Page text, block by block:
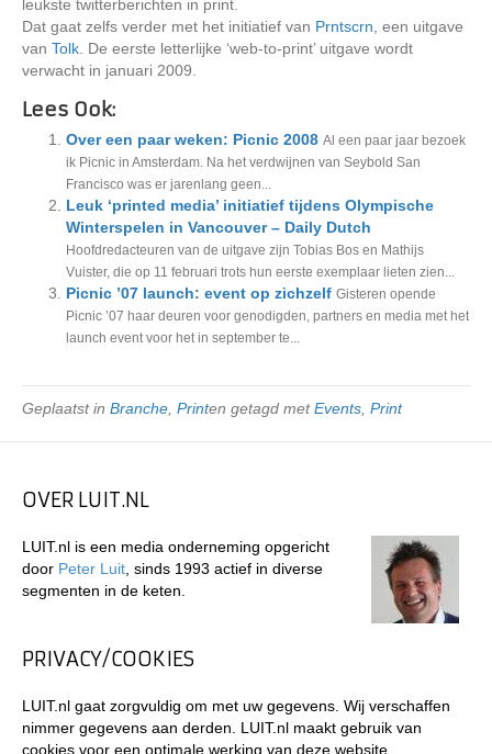
leukste twitterberichten in print.
Dat gaat zelfs verder met het initiatief van Prntscrn , een uitgave
van Tolk . De eerste letterlijke ‘web-to-print’ uitgave wordt
verwacht in januari 2009.
Lees Ook:
Over een paar weken: Picnic 2008 Al een paar jaar bezoek
ik Picnic in Amsterdam. Na het verdwijnen van Seybold San
Francisco was er jarenlang geen...
Leuk ‘printed media’ initiatief tijdens Olympische
Winterspelen in Vancouver – Daily Dutch
Hoofdredacteuren van de uitgave zijn Tobias Bos en Mathijs
Vuister, die op 11 februari trots hun eerste exemplaar lieten zien...
Picnic ’07 launch: event op zichzelf Gisteren opende
Picnic ’07 haar deuren voor genodigden, partners en media met het
launch event voor het in september te...
Geplaatst in Branche Printen getagd metEvents Print
OVER LUIT.NL
LUIT.nl is een media onderneming opgericht
door Peter Luit , sinds 1993 actief in diverse
segmenten in de keten.
PRIVACY/COOKIES
LUIT.nl gaat zorgvuldig om met uw gegevens. Wij verschaffen
nimmer gegevens aan derden. LUIT.nl maakt gebruik van
cookies voor een optimale werking van deze website.